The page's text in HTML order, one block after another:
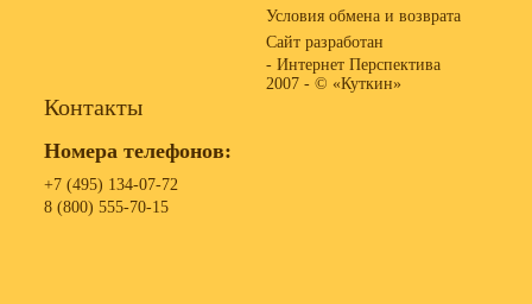
Условия обмена и возврата
Сайт разработан
- Интернет Перспектива
2007 - © «Куткин»
Контакты
Номера телефонов:
+7 (495) 134-07-72
8 (800) 555-70-15